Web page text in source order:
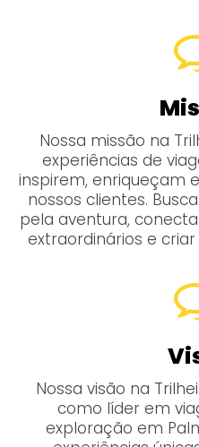
Nossa missão na
experiências de
inspirem, enriqueçam
nossos clientes.
pela aventura,
extraordinários e
Nossa visão na
como líder em
exploração em